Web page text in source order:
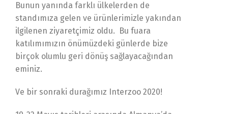
Bunun yanında farklı ülkelerden de
standımıza gelen ve ürünlerimizle yakından
ilgilenen ziyaretçimiz oldu. Bu fuara
katılımımızın önümüzdeki günlerde bize
birçok olumlu geri dönüş sağlayacağından
eminiz.
Ve bir sonraki durağımız Interzoo 2020!